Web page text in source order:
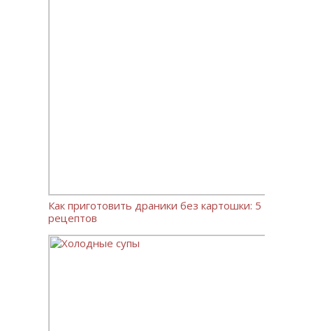
Как приготовить драники без картошки: 5
рецептов